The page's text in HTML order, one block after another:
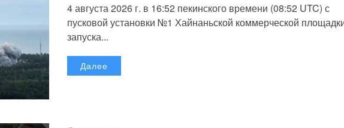
4 августа 2026 г. в 16:52 пекинского времени (08:52 UTC) с
пусковой установки №1 Хайнаньской коммерческой
запуска...
Далее